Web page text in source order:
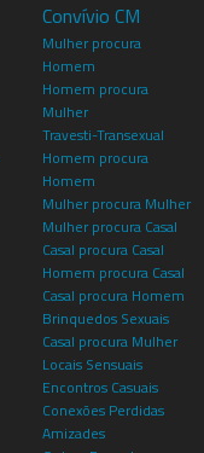
Convívio CM
Mulher procura
Homem
Homem procura
Mulher
Travesti-Transexual
Homem procura
Homem
Mulher procura Mulher
Mulher procura Casal
Casal procura Casal
Homem procura Casal
Casal procura Homem
Brinquedos Sexuais
Casal procura Mulher
Locais Sensuais
Encontros Casuais
Conexões Perdidas
Amizades